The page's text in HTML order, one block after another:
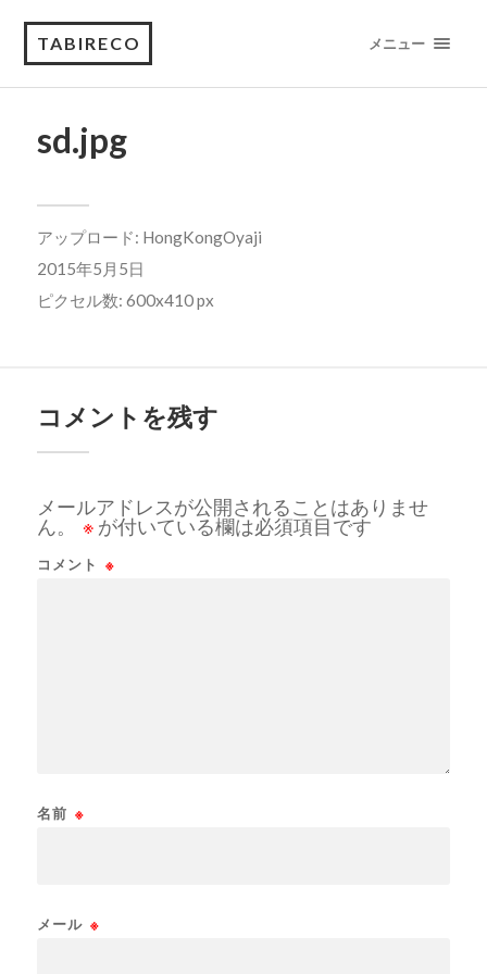
TABIRECO メニュー
sd.jpg
アップロード: HongKongOyaji
2015年5月5日
ピクセル数: 600x410 px
コメントを残す
メールアドレスが公開されることはありませ
ん。
※ が付いている欄は必須項目です
コメント ※
名前 ※
メール ※